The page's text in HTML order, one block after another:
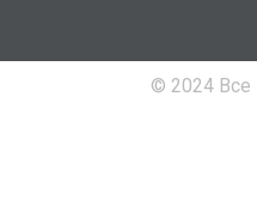
© 2024